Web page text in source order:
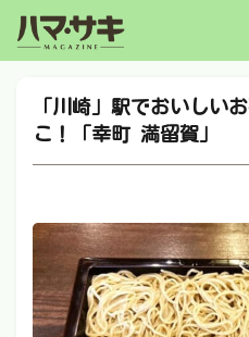
「川崎」駅でおいしい
こ！「幸町 満留賀」